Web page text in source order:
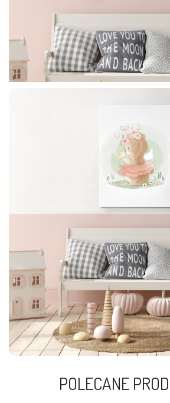
POLECANE